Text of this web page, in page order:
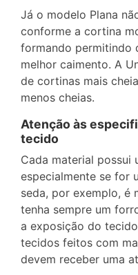
Já o modelo Plana
conforme a cortina
formando permitindo
melhor caimento. A
de cortinas mais
menos cheias.
Atenção às
tecido
Cada material possui
especialmente se for
seda, por exemplo, é
tenha sempre um
a exposição do
tecidos feitos com
devem receber uma